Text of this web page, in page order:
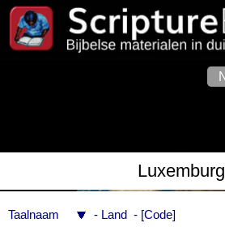
Luxemburg
Taalnaam Land Code